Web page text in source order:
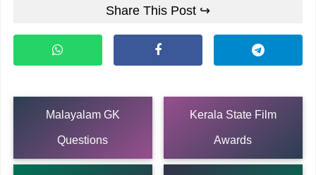
Share This Post ↪
Malayalam GK
Questions
Kerala State Film
Awards